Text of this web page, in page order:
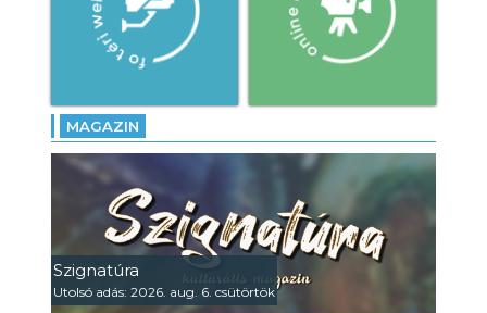
MAGAZIN
Szignatúra
Utolsó adás: 2026. aug. 6. csütörtök